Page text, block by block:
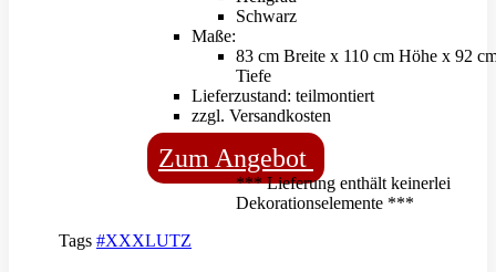
Schwarz
Maße:
83 cm Breite x 110 cm Höhe x 92
Tiefe
Lieferzustand: teilmontiert
zzgl. Versandkosten
Zum Angebot
*** Lieferung enthält keinerlei
Dekorationselemente ***
Tags #XXXLUTZ